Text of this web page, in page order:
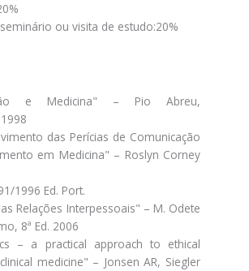
ou visita de estudo:20%
e Medicina" – Pio Abreu,
das Perícias de Comunicação
em Medicina" – Roslyn Corney
1996 Ed. Port.
Relações Interpessoais" – M. Odete
8ª Ed. 2006
– a practical approach to ethical
medicine" – Jonsen AR, Siegler